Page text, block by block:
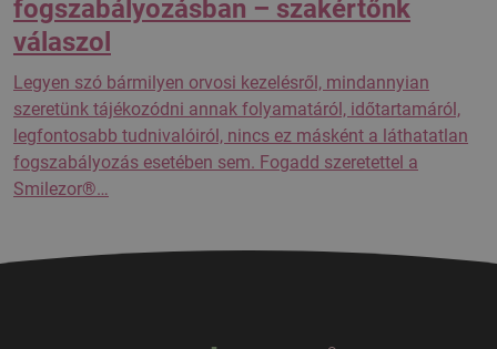
fogszabályozásban – szakértőnk
válaszol
Legyen szó bármilyen orvosi kezelésről, mindannyian
szeretünk tájékozódni annak folyamatáról, időtartamáról,
legfontosabb tudnivalóiról, nincs ez másként a láthatatlan
fogszabályozás esetében sem. Fogadd szeretettel a
Smilezor®…